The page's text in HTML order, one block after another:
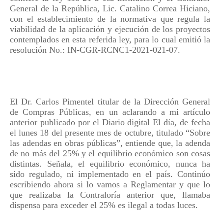
General de la República, Lic. Catalino Correa Hiciano,
con el establecimiento de la normativa que regula la
viabilidad de la aplicación y ejecución de los proyectos
contemplados en esta referida ley, para lo cual emitió la
resolución No.: IN-CGR-RCNC1-2021-021-07.
El Dr. Carlos Pimentel titular de la Dirección General
de Compras Públicas, en un aclarando a mi artículo
anterior publicado por el Diario digital El día, de fecha
el lunes 18 del presente mes de octubre, titulado “Sobre
las adendas en obras públicas”, entiende que, la adenda
de no más del 25% y el equilibrio económico son cosas
distintas. Señala, el equilibrio económico, nunca ha
sido regulado, ni implementado en el país. Continúo
escribiendo ahora si lo vamos a Reglamentar y que lo
que realizaba la Contraloría anterior que, llamaba
dispensa para exceder el 25% es ilegal a todas luces.